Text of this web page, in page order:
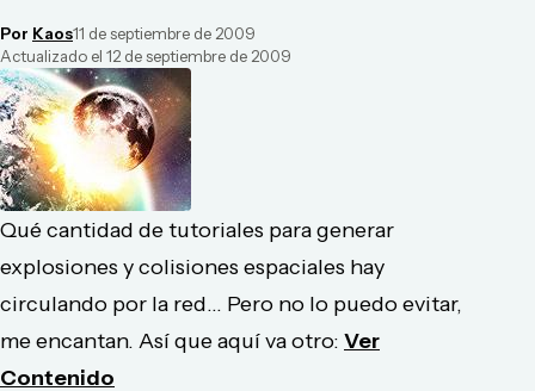
Por Kaos11 de septiembre de 2009
Actualizado el 12 de septiembre de 2009
Qué cantidad de tutoriales para generar
explosiones y colisiones espaciales hay
circulando por la red... Pero no lo puedo evitar,
me encantan. Así que aquí va otro: Ver
Contenido